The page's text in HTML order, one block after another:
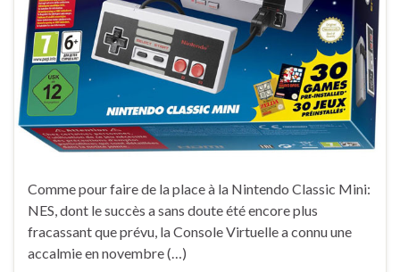
Comme pour faire de la place à la Nintendo Classic Mini:
NES, dont le succès a sans doute été encore plus
fracassant que prévu, la Console Virtuelle a connu une
accalmie en novembre (…)